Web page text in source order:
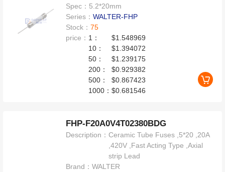
Spec： 5.2*20mm
Series：WALTER-FHP
Stock：75
price： 1：
$1.548969
10：
$1.394072
50：
$1.239175
200：
$0.929382
500：
$0.867423
1000：$0.681546
FHP-F20A0V4T02380BDG
Description：Ceramic Tube Fuses ,5*20 ,20A
,420V ,Fast Acting Type ,Axial
strip Lead
Brand：WALTER